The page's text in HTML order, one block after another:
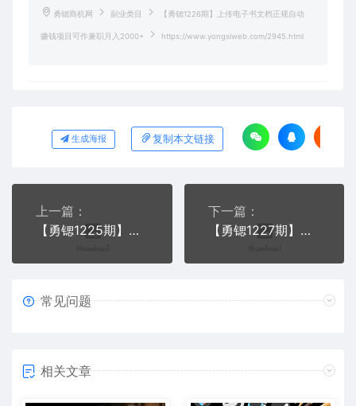
勇锶商机网 副业类目 【勇锶1226期】上传电子书文档正规自动
赚钱项目可作兼职月入2000+ https://www.yongsiweb.com/2945.html
生成海报 复制本文链接
上一篇：
【勇锶1225期】无脑搬运利用租号平台和淘宝来赚钱日赚150+
下一篇：
【勇锶1227期】培训网站上传教程一劳永逸的赚钱项目，少说也能日赚200+
常见问题
相关文章